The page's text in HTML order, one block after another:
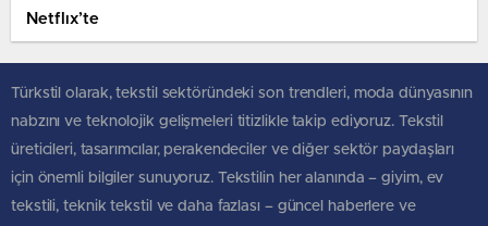
Netflıx’te
Türkstil olarak, tekstil sektöründeki son trendleri, moda dünyasının
nabzını ve teknolojik gelişmeleri titizlikle takip ediyoruz. Tekstil
üreticileri, tasarımcılar, perakendeciler ve diğer sektör paydaşları
için önemli bilgiler sunuyoruz. Tekstilin her alanında – giyim, ev
tekstili, teknik tekstil ve daha fazlası – güncel haberlere ve